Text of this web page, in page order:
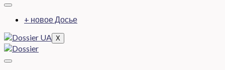
+ новое Досье
X